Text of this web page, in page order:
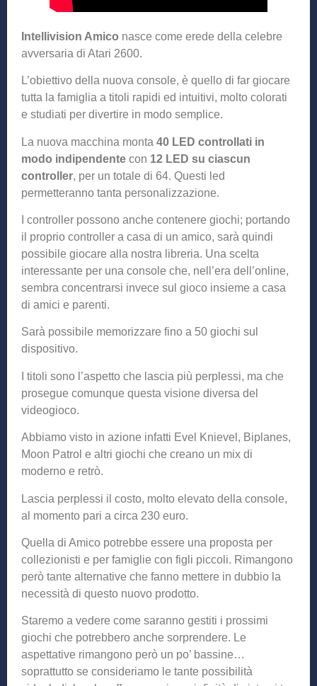
Intellivision Amico nasce come erede della celebre
avversaria di Atari 2600.
L’obiettivo della nuova console, è quello di far giocare
tutta la famiglia a titoli rapidi ed intuitivi, molto colorati
e studiati per divertire in modo semplice.
La nuova macchina monta 40 LED controllati in
modo indipendente con 12 LED su ciascun
controller, per un totale di 64. Questi led
permetteranno tanta personalizzazione.
I controller possono anche contenere giochi; portando
il proprio controller a casa di un amico, sarà quindi
possibile giocare alla nostra libreria. Una scelta
interessante per una console che, nell’era dell’online,
sembra concentrarsi invece sul gioco insieme a casa
di amici e parenti.
Sarà possibile memorizzare fino a 50 giochi sul
dispositivo.
I titoli sono l’aspetto che lascia più perplessi, ma che
prosegue comunque questa visione diversa del
videogioco.
Abbiamo visto in azione infatti Evel Knievel, Biplanes,
Moon Patrol e altri giochi che creano un mix di
moderno e retrò.
Lascia perplessi il costo, molto elevato della console,
al momento pari a circa 230 euro.
Quella di Amico potrebbe essere una proposta per
collezionisti e per famiglie con figli piccoli. Rimangono
però tante alternative che fanno mettere in dubbio la
necessità di questo nuovo prodotto.
Staremo a vedere come saranno gestiti i prossimi
giochi che potrebbero anche sorprendere. Le
aspettative rimangono però un po’ bassine…
soprattutto se consideriamo le tante possibilità